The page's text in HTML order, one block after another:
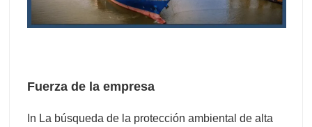
Fuerza de la empresa
n La búsqueda de la protección ambiental de alta